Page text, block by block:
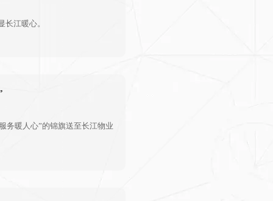
长江暖心。
暖人心”的锦旗送至长江物业